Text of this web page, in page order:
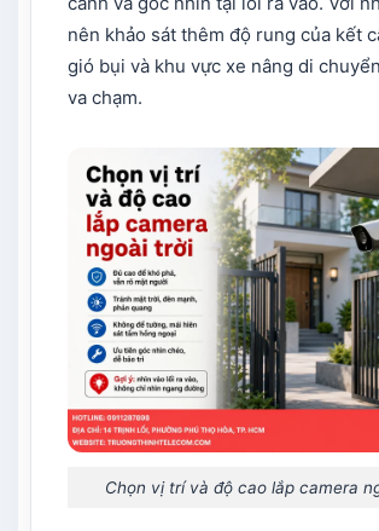
nên khảo sát thêm độ rung của kết
gió bụi và khu vực xe nâng di
va chạm.
Chọn vị trí và độ cao lắp camera